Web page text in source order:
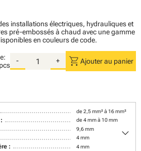
installations électriques, hydrauliques et
pré-embossés à chaud avec une gamme
en couleurs de code.
- + shopping_cart Ajouter au panier
de 2,5 mm² à 16 mm²
de 4 mm à 10 mm
9,6 mm
4 mm
: 4 mm
keyboard_arrow_down